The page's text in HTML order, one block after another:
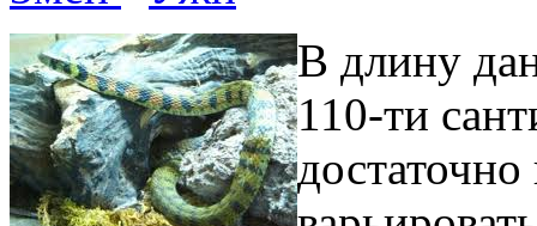
В длину
110-ти